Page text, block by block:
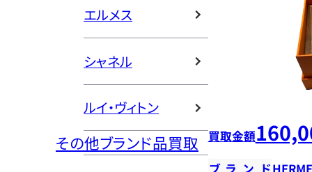
エルメス
シャネル
ルイ・ヴィトン
その他ブランド品買取 買取金額